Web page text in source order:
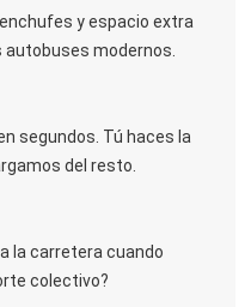
y espacio extra
autobuses modernos.
segundos. Tú haces la
del resto.
la carretera cuando
colectivo?